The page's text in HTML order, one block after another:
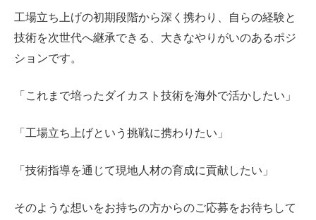
工場立ち上げの初期段階から深く携わり、自らの経験と
技術を次世代へ継承できる、大きなやりがいのあるポジ
ションです。
「これまで培ったダイカスト技術を海外で活かしたい」
「工場立ち上げという挑戦に携わりたい」
「技術指導を通じて現地人材の育成に貢献したい」
そのような想いをお持ちの方からのご応募をお待ちして